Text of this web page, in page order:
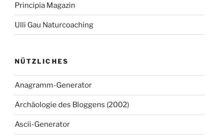
Principia Magazin
Ulli Gau Naturcoaching
NÜTZLICHES
Anagramm-Generator
Archäologie des Bloggens (2002)
Ascii-Generator